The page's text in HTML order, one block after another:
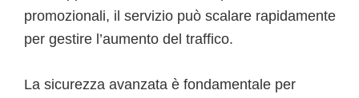
promozionali, il servizio può scalare rapidamente
per gestire l’aumento del traffico.
La sicurezza avanzata è fondamentale per